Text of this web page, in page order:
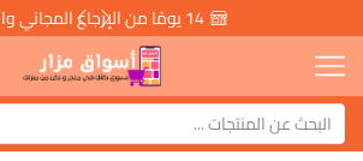
14 يومًا من الإرجاع المجاني والسريع